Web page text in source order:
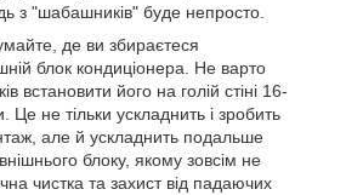
з "шабашників" буде непросто.
де ви збираєтеся
блок кондиціонера. Не варто
встановити його на голій стіні 16-
Це не тільки ускладнить і зробить
але й ускладнить подальше
блоку, якому зовсім не
чистка та захист від падаючих